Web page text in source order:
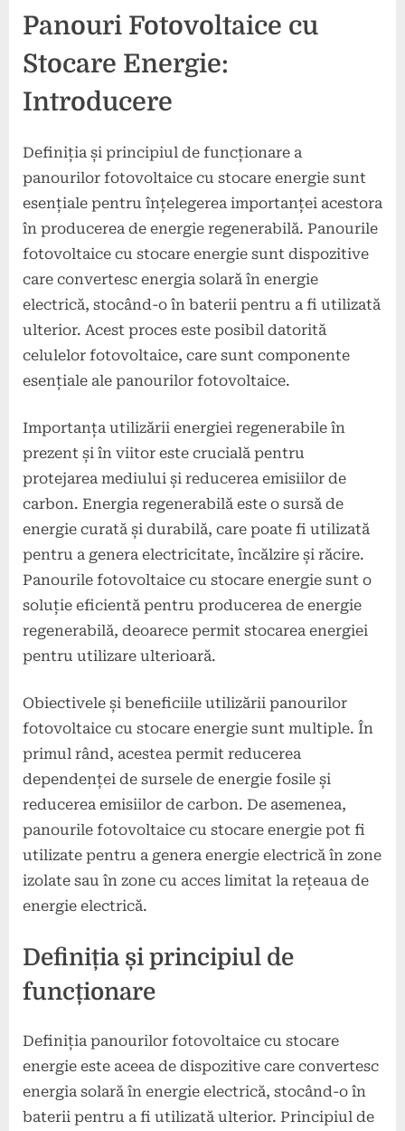
Panouri Fotovoltaice cu
Stocare Energie:
Introducere
Definiția și principiul de funcționare a
panourilor fotovoltaice cu stocare energie sunt
esențiale pentru înțelegerea importanței acestora
în producerea de energie regenerabilă. Panourile
fotovoltaice cu stocare energie sunt dispozitive
care convertesc energia solară în energie
electrică, stocând-o în baterii pentru a fi utilizată
ulterior. Acest proces este posibil datorită
celulelor fotovoltaice, care sunt componente
esențiale ale panourilor fotovoltaice.
Importanța utilizării energiei regenerabile în
prezent și în viitor este crucială pentru
protejarea mediului și reducerea emisiilor de
carbon. Energia regenerabilă este o sursă de
energie curată și durabilă, care poate fi utilizată
pentru a genera electricitate, încălzire și răcire.
Panourile fotovoltaice cu stocare energie sunt o
soluție eficientă pentru producerea de energie
regenerabilă, deoarece permit stocarea energiei
pentru utilizare ulterioară.
Obiectivele și beneficiile utilizării panourilor
fotovoltaice cu stocare energie sunt multiple. În
primul rând, acestea permit reducerea
dependenței de sursele de energie fosile și
reducerea emisiilor de carbon. De asemenea,
panourile fotovoltaice cu stocare energie pot fi
utilizate pentru a genera energie electrică în zone
izolate sau în zone cu acces limitat la rețeaua de
energie electrică.
Definiția și principiul de
funcționare
Definiția panourilor fotovoltaice cu stocare
energie este aceea de dispozitive care convertesc
energia solară în energie electrică, stocând-o în
baterii pentru a fi utilizată ulterior. Principiul de